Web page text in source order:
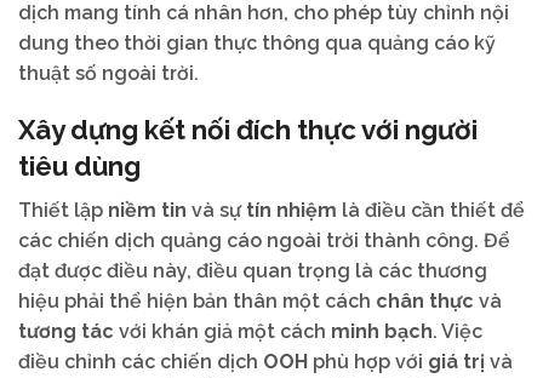
dịch mang tính cá nhân hơn, cho phép tùy chỉnh nội
dung theo thời gian thực thông qua quảng cáo kỹ
thuật số ngoài trời.
Xây dựng kết nối đích thực với người
tiêu dùng
Thiết lập niềm tin và sự tín nhiệm là điều cần thiết để
các chiến dịch quảng cáo ngoài trời thành công. Để
đạt được điều này, điều quan trọng là các thương
hiệu phải thể hiện bản thân một cách chân thực và
tương tác với khán giả một cách minh bạch. Việc
điều chỉnh các chiến dịch OOH phù hợp với giá trị và